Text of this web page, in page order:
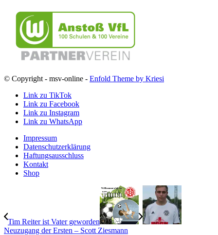
© Copyright - msv-online - Enfold Theme by Kriesi
Link zu TikTok
Link zu Facebook
Link zu Instagram
Link zu WhatsApp
Impressum
Datenschutzerklärung
Haftungsausschluss
Kontakt
Shop
Tim Reiter ist Vater geworden
Neuzugang der Ersten – Scott Ziesmann